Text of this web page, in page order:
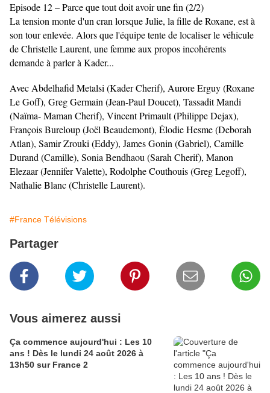
Episode 12 – Parce que tout doit avoir une fin (2/2)
La tension monte d'un cran lorsque Julie, la fille de Roxane, est à
son tour enlevée. Alors que l'équipe tente de localiser le véhicule
de Christelle Laurent, une femme aux propos incohérents
demande à parler à Kader...
Avec Abdelhafid Metalsi (Kader Cherif), Aurore Erguy (Roxane
Le Goff), Greg Germain (Jean-Paul Doucet), Tassadit Mandi
(Naïma- Maman Cherif), Vincent Primault (Philippe Dejax),
François Bureloup (Joël Beaudemont), Élodie Hesme (Deborah
Atlan), Samir Zrouki (Eddy), James Gonin (Gabriel), Camille
Durand (Camille), Sonia Bendhaou (Sarah Cherif), Manon
Elezaar (Jennifer Valette), Rodolphe Couthouis (Greg Legoff),
Nathalie Blanc (Christelle Laurent).
#France Télévisions
Partager
Vous aimerez aussi
Ça commence aujourd'hui : Les 10
ans ! Dès le lundi 24 août 2026 à
13h50 sur France 2